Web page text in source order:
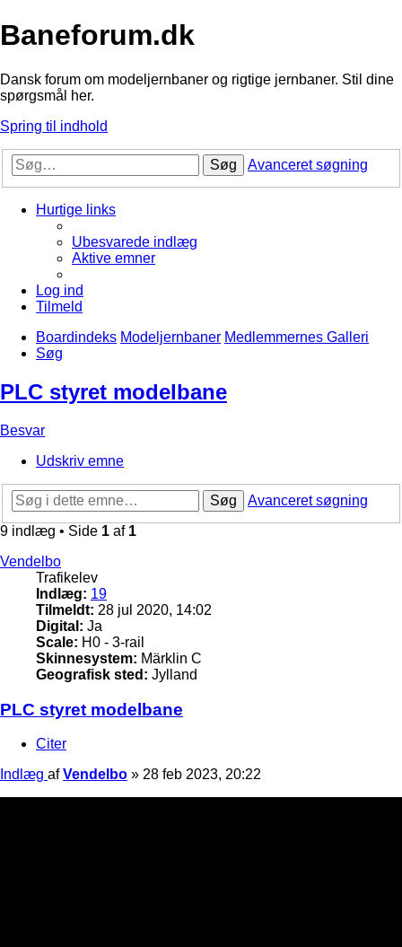
Baneforum.dk
Dansk forum om modeljernbaner og rigtige jernbaner. Stil dine
spørgsmål her.
Spring til indhold
Søg Avanceret søgning
Hurtige links
Ubesvarede indlæg
Aktive emner
Log ind
Tilmeld
Boardindeks Modeljernbaner Medlemmernes Galleri
Søg
PLC styret modelbane
Besvar
Udskriv emne
Søg
Avanceret søgning
9 indlæg • Side 1 af 1
Vendelbo
Trafikelev
Indlæg: 19
Tilmeldt: 28 jul 2020, 14:02
Digital: Ja
Scale: H0 - 3-rail
Skinnesystem: Märklin C
Geografisk sted: Jylland
PLC styret modelbane
Citer
Indlæg afVendelbo » 28 feb 2023, 20:22